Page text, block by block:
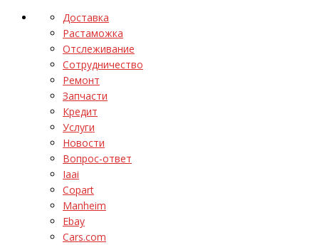
Доставка
Растаможка
Отслеживание
Сотрудничество
Ремонт
Запчасти
Кредит
Услуги
Новости
Вопрос-ответ
Iaai
Copart
Manheim
Ebay
Cars.com